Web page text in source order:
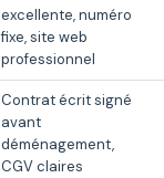
excellente, numéro
fixe, site web
professionnel
Contrat écrit signé
avant
déménagement,
CGV claires